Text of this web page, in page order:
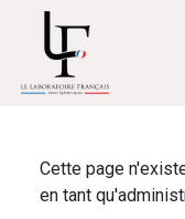
Cette page
en tant